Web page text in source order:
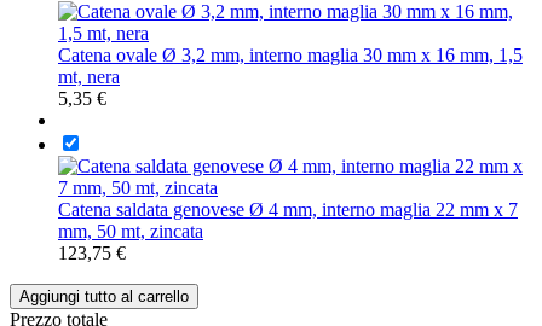
Catena ovale Ø 3,2 mm, interno maglia 30 mm x 16 mm, 1,5
mt, nera
5,35 €
Catena saldata genovese Ø 4 mm, interno maglia 22 mm x 7
mm, 50 mt, zincata
123,75 €
Aggiungi tutto al carrello
Prezzo totale